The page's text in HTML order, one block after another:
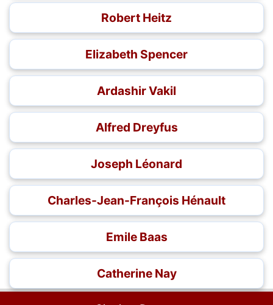
Robert Heitz
Elizabeth Spencer
Ardashir Vakil
Alfred Dreyfus
Joseph Léonard
Charles-Jean-François Hénault
Emile Baas
Catherine Nay